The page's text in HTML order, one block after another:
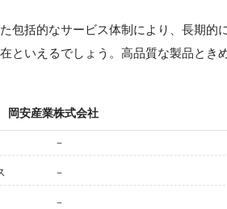
包括的なサービス体制により、長期
といえるでしょう。高品質な製品とき
岡安産業株式会社
－
－
－